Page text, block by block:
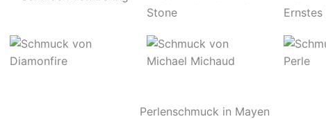
Perlenschmuck in Mayen